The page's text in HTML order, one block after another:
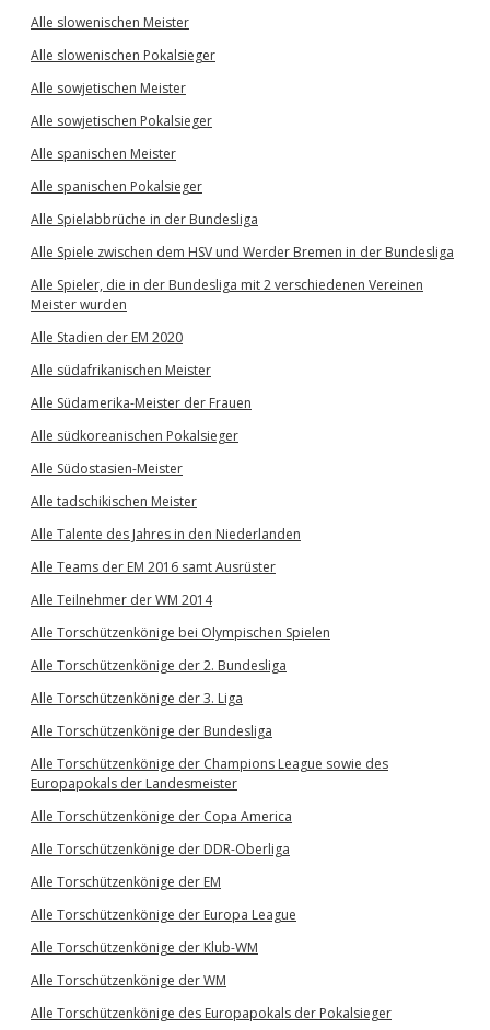
Alle slowenischen Meister
Alle slowenischen Pokalsieger
Alle sowjetischen Meister
Alle sowjetischen Pokalsieger
Alle spanischen Meister
Alle spanischen Pokalsieger
Alle Spielabbrüche in der Bundesliga
Alle Spiele zwischen dem HSV und Werder Bremen in der Bundesliga
Alle Spieler, die in der Bundesliga mit 2 verschiedenen Vereinen
Meister wurden
Alle Stadien der EM 2020
Alle südafrikanischen Meister
Alle Südamerika-Meister der Frauen
Alle südkoreanischen Pokalsieger
Alle Südostasien-Meister
Alle tadschikischen Meister
Alle Talente des Jahres in den Niederlanden
Alle Teams der EM 2016 samt Ausrüster
Alle Teilnehmer der WM 2014
Alle Torschützenkönige bei Olympischen Spielen
Alle Torschützenkönige der 2. Bundesliga
Alle Torschützenkönige der 3. Liga
Alle Torschützenkönige der Bundesliga
Alle Torschützenkönige der Champions League sowie des
Europapokals der Landesmeister
Alle Torschützenkönige der Copa America
Alle Torschützenkönige der DDR-Oberliga
Alle Torschützenkönige der EM
Alle Torschützenkönige der Europa League
Alle Torschützenkönige der Klub-WM
Alle Torschützenkönige der WM
Alle Torschützenkönige des Europapokals der Pokalsieger